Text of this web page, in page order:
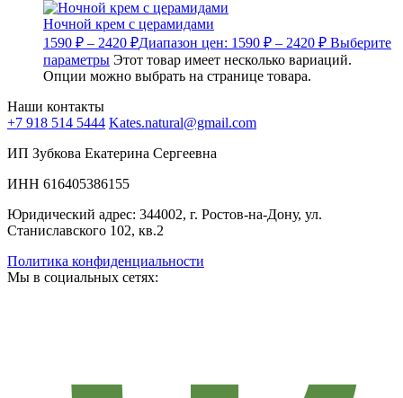
Ночной крем с церамидами
1590 ₽ – 2420 ₽Диапазон цен: 1590 ₽ – 2420 ₽ Выберите
параметры Этот товар имеет несколько вариаций.
Опции можно выбрать на странице товара.
Наши контакты
+7 918 514 5444 Kates.natural@gmail.com
ИП Зубкова Екатерина Сергеевна
ИНН 616405386155
Юридический адрес: 344002, г. Ростов-на-Дону, ул.
Станиславского 102, кв.2
Политика конфиденциальности
Мы в социальных сетях: